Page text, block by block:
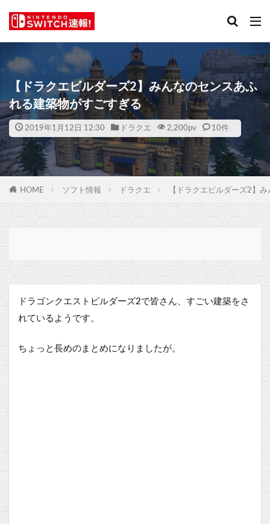
【ドラクエビルダーズ2】みんなのセンスあふ
れる建築物がすごすぎる
2019年1月12日 12:30 ドラクエ 2,200pv 10件
HOME ソフト情報 ドラクエ 【ドラクエビルダーズ2】
ドラゴンクエストビルダーズ2で皆さん、すごい建築をさ
れているようです。
ちょっと長めのまとめになりましたが。